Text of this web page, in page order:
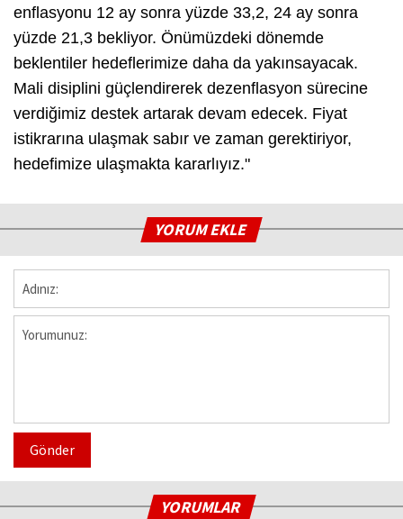
enflasyonu 12 ay sonra yüzde 33,2, 24 ay sonra
yüzde 21,3 bekliyor. Önümüzdeki dönemde
beklentiler hedeflerimize daha da yakınsayacak.
Mali disiplini güçlendirerek dezenflasyon sürecine
verdiğimiz destek artarak devam edecek. Fiyat
istikrarına ulaşmak sabır ve zaman gerektiriyor,
hedefimize ulaşmakta kararlıyız."
YORUM EKLE
Gönder
YORUMLAR